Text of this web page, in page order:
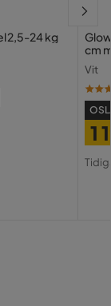
2,5-24 kg
cm
Vit
1